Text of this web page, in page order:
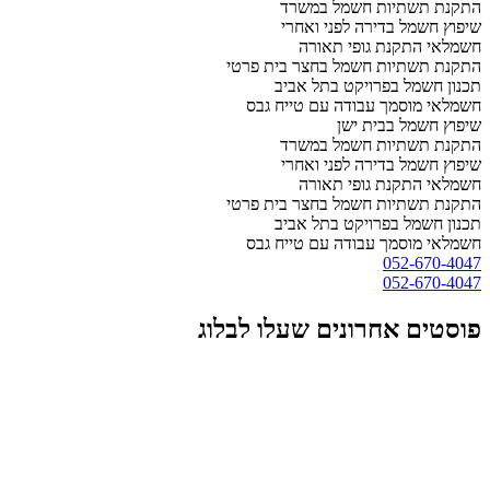
התקנת תשתיות חשמל במשרד
שיפוץ חשמל בדירה לפני ואחרי
חשמלאי התקנת גופי תאורה
התקנת תשתיות חשמל בחצר בית פרטי
תכנון חשמל בפרויקט בתל אביב
חשמלאי מוסמך עבודה עם טייח גבס
שיפוץ חשמל בבית ישן
התקנת תשתיות חשמל במשרד
שיפוץ חשמל בדירה לפני ואחרי
חשמלאי התקנת גופי תאורה
התקנת תשתיות חשמל בחצר בית פרטי
תכנון חשמל בפרויקט בתל אביב
חשמלאי מוסמך עבודה עם טייח גבס
052-670-4047
052-670-4047
פוסטים אחרונים שעלו לבלוג